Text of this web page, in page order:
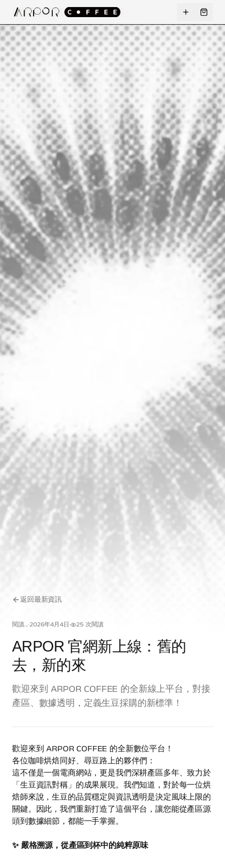
返回最新資訊
閱讀...·2026年4月4日· 25 次閱讀
ARPOR 官網新上線：舊的
去，新的來
歡迎來到 ARPOR COFFEE 的全新線上平台，對接
產區、數據透明，定義生豆採購的新標準！
歡迎來到 ARPOR COFFEE 的全新數位平台！
各位咖啡烘焙同好、尋豆路上的夥伴們：
這不僅是一個電商網站，更是我們深耕產區多年、致力於
「生豆資訊對稱」的成果展現。我們知道，對於每一位烘
焙師來說，生豆的品質穩定與資訊透明是決定風味上限的
關鍵。因此，我們重新打造了這個平台，讓您能從產區源
頭到數據細節，都能一手掌握。
✨ 嚴格溯源，從產區到杯中的純粹原味